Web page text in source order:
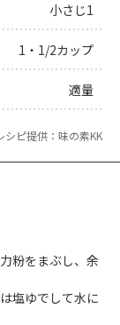
小さじ1
1・1/2カップ
適量
シピ提供：味の素KK
粉をまぶし、余
塩ゆでして水に